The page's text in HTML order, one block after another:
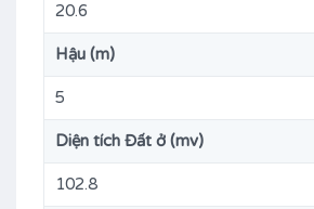
20.6
Hậu (m)
5
Diện tích Đất ở (mv)
102.8